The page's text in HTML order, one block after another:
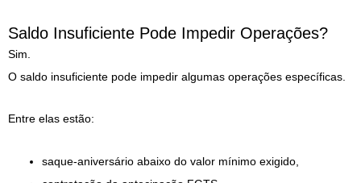
Saldo Insuficiente Pode Impedir Operações?
Sim.
O saldo insuficiente pode impedir algumas operações específicas.
Entre elas estão:
saque-aniversário abaixo do valor mínimo exigido,